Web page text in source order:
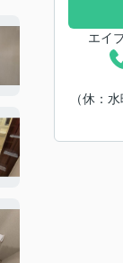
エイ
（休：